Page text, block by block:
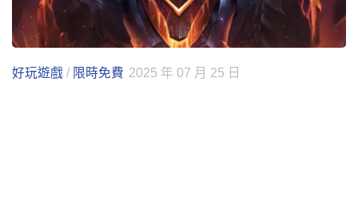
好玩遊戲 / 限時免費 2025 年 07 月 25 日